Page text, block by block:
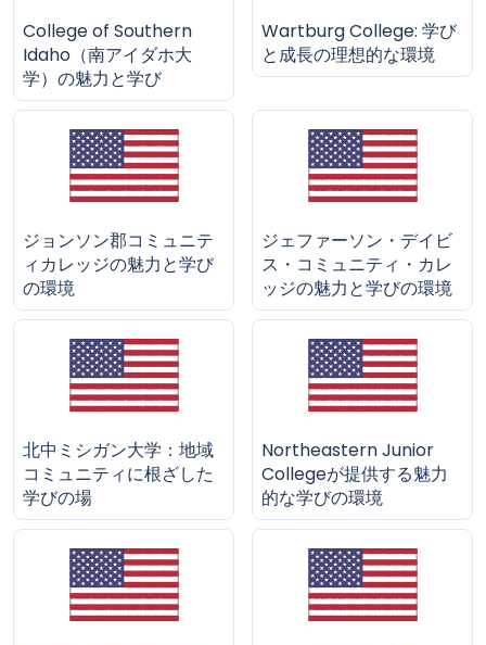
College of Southern
Idaho（南アイダホ大
学）の魅力と学び
Wartburg College: 学び
と成長の理想的な環境
ジョンソン郡コミュニテ
ィカレッジの魅力と学び
の環境
ジェファーソン・デイビ
ス・コミュニティ・カレ
ッジの魅力と学びの環境
北中ミシガン大学：地域
コミュニティに根ざした
学びの場
Northeastern Junior
Collegeが提供する魅力
的な学びの環境